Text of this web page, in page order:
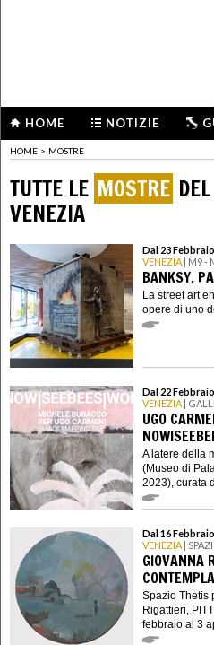
HOME NOTIZIE
HOME > MOSTRE
TUTTE LE MOSTRE
VENEZIA
Dal 23
VENEZIA | M9 -
BANKSY.
La street art
opere di uno
Dal 22
VENEZIA |
UGO
A latere della
(Museo di
2023), curata
Dal 16
VENEZIA |
GIOVANNA
Spazio Thetis
Rigattieri,
febbraio al 3